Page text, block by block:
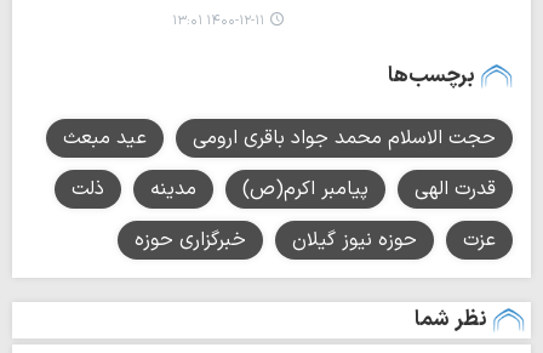
۱۴۰۰-۱۲-۱۱ ۱۳:۰۱
برچسب‌ها
حجت الاسلام محمد جواد باقری ارومی
عید مبعث
قدرت الهی
پیامبر اکرم(ص) مدینه
ذلت
عزت
حوزه نیوز گیلان خبرگزاری حوزه
نظر شما